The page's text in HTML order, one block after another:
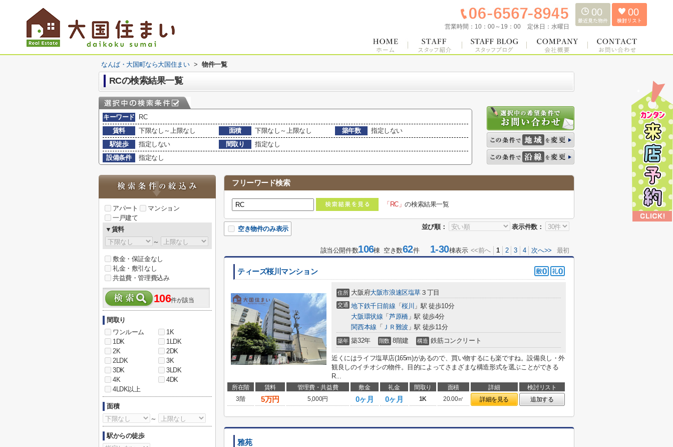
営業時間： 10：00～19：00 定休日： 水曜日
00 00
なんば・大国町なら大国住まい > 物件一覧
RCの検索結果一覧
キーワード
RC
賃料
下限なし～上限なし 面積 下限なし～上限なし 築年数
指定しない
駅徒歩
指定しない 間取り
指定なし
設備条件
指定なし
フリーワード検索
「RC」の検索結果一覧
並び順： 表示件数：
空き物件のみ表示
該当公開件数106棟 空き数62件1-30棟表示 <<前へ 1 2 3 4 次へ>> 最初
ティーズ桜川マンション
住所 大阪府大阪市浪速区塩草 ３丁目
交通 地下鉄千日前線 「桜川 」駅 徒歩10分
大阪環状線 「 芦原橋」駅 徒歩4分
関西本線 「 ＪＲ難波 」駅 徒歩11分
築年 築32年 階数 8階建 構造 鉄筋コンクリート
近くにはライフ塩草店(165m)があるので、買い物するにも楽ですね。設備良し・外
観良しのイチオシの物件。目的によってさまざまな構造形式を選ぶことができる
R...
所在階 賃料 管理費・共益費 敷金 礼金 間取り 面積 詳細
検討リスト
3階
5万円 5,000円 0ヶ月 0ヶ月 1K 20.00㎡ 詳細を見る 追加する
雅苑
アパート
マンション
一戸建て
▼賃料
～
敷金・保証金なし
礼金・敷引なし
共益費・管理費込み
106件が該当
間取り
ワンルーム
1K
1DK
1LDK
2K
2DK
2LDK
3K
3DK
3LDK
4K
4DK
4LDK以上
面積
～
駅からの徒歩